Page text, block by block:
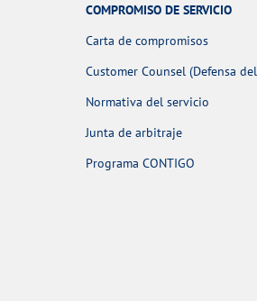
COMPROMISO DE SERVICIO
Carta de compromisos
Customer Counsel (Defensa
Normativa del servicio
Junta de arbitraje
Programa CONTIGO